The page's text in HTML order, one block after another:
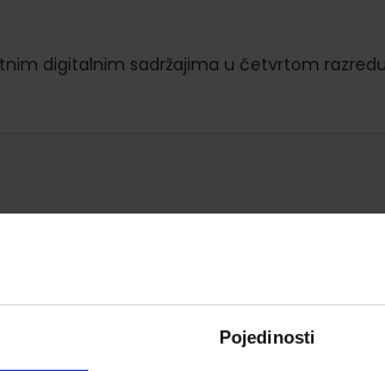
Pojedinosti
digitalnim sadržajima u četvrtom razredu
Ružić Stančić